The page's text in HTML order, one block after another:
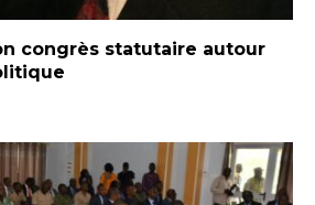
congrès statutaire autour